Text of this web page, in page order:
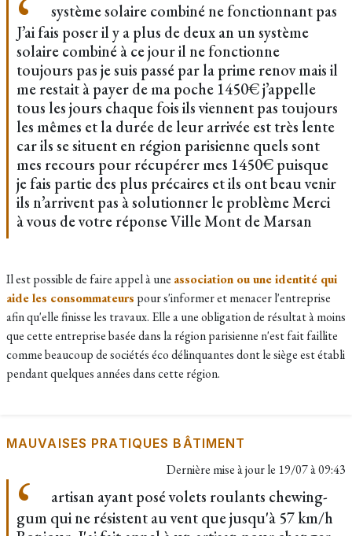
système solaire combiné ne fonctionnant pas
J’ai fais poser il y a plus de deux an un système
solaire combiné à ce jour il ne fonctionne
toujours pas je suis passé par la prime renov mais il
me restait à payer de ma poche 1450€ j’appelle
tous les jours chaque fois ils viennent pas toujours
les mêmes et la durée de leur arrivée est très lente
car ils se situent en région parisienne quels sont
mes recours pour récupérer mes 1450€ puisque
je fais partie des plus précaires et ils ont beau venir
ils n’arrivent pas à solutionner le problème Merci
à vous de votre réponse Ville Mont de Marsan
Il est possible de faire appel à une association ou une identité qui
aide les consommateurs pour s'informer et menacer l'entreprise
afin qu'elle finisse les travaux. Elle a une obligation de résultat à moins
que cette entreprise basée dans la région parisienne n'est fait faillite
comme beaucoup de sociétés éco délinquantes dont le siège est établi
pendant quelques années dans cette région.
MAUVAISES PRATIQUES BÂTIMENT
Dernière mise à jour le 19/07 à 09:43
artisan ayant posé volets roulants chewing-
gum qui ne résistent au vent que jusqu'à 57 km/h